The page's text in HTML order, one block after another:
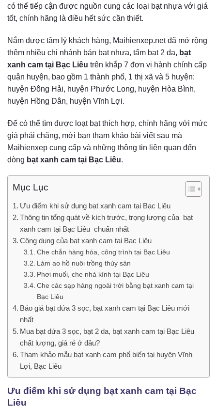
có thể tiếp cận được nguồn cung các loại bạt nhựa với giá
tốt, chính hãng là điều hết sức cần thiết.
Nắm được tâm lý khách hàng, Maihienxep.net đã mở rộng
thêm nhiều chi nhánh bán bạt nhựa, tấm bạt 2 da, bạt
xanh cam tại Bạc Liêu trên khắp 7 đơn vị hành chính cấp
quận huyện, bao gồm 1 thành phố, 1 thị xã và 5 huyện:
huyện Đông Hải, huyện Phước Long, huyện Hòa Bình,
huyện Hồng Dân, huyện Vĩnh Lợi.
Để có thể tìm được loạt bạt thích hợp, chính hãng với mức
giá phải chăng, mời bạn tham khảo bài viết sau mà
Maihienxep cung cấp và những thông tin liên quan đến
dòng bạt xanh cam tại Bạc Liêu.
Mục Lục
Ưu điểm khi sử dụng bạt xanh cam tại Bạc Liêu
Thông tin tổng quát về kích trước, trọng lượng của bạt
xanh cam tại Bạc Liêu chuẩn nhất
Công dụng của bạt xanh cam tại Bạc Liêu
Che chắn hàng hóa, công trình tại Bạc Liêu
Làm ao hồ nuôi trồng thủy sản
Phơi muối, che nhà kính tại Bạc Liêu
Che các sạp hàng ngoài trời bằng bạt xanh cam tại
Bạc Liêu
Báo giá bạt dứa 3 sọc, bạt xanh cam tại Bạc Liêu mới
nhất
Mua bạt dứa 3 sọc, bạt 2 da, bạt xanh cam tại Bạc Liêu
chất lượng, giá rẻ ở đâu?
Tham khảo mẫu bạt xanh cam phổ biến tại huyện Vĩnh
Lợi, Bạc Liêu
Ưu điểm khi sử dụng bạt xanh cam tại Bạc
Liêu